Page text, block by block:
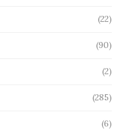
(22)
(90)
(2)
(285)
(6)